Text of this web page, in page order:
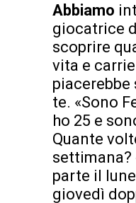
Abbiamo
giocatrice
scoprire
vita e
piacerebbe
te. «Sono
ho 25 e
Quante
settimana?
parte il
giovedì